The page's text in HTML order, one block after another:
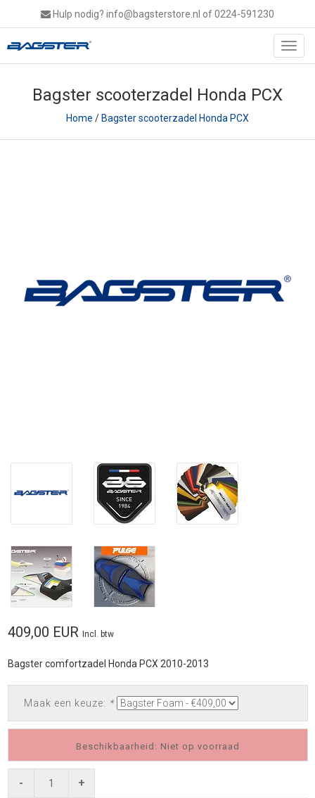
Hulp nodig? info@bagsterstore.nl of 0224-591230
Bagster scooterzadel Honda PCX
Home /Bagster scooterzadel Honda PCX
409,00 EUR Incl. btw
Bagster comfortzadel Honda PCX 2010-2013
Maak een keuze: *
Beschikbaarheid: Niet op voorraad
- +